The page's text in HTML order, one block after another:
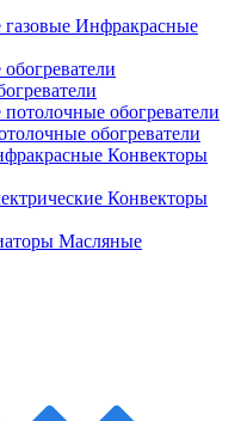
Инфракрасные
обогреватели
Конвекторы
Конвекторы
Масляные